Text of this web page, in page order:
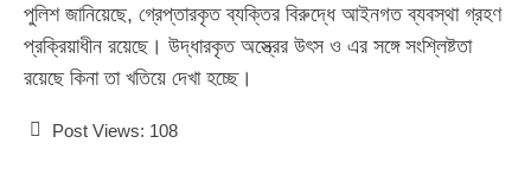
পুলিশ জানিয়েছে, গ্রেপ্তারকৃত ব্যক্তির বিরুদ্ধে আইনগত ব্যবস্থা গ্রহণ
প্রক্রিয়াধীন রয়েছে। উদ্ধারকৃত অস্ত্রের উৎস ও এর সঙ্গে সংশ্লিষ্টতা
রয়েছে কিনা তা খতিয়ে দেখা হচ্ছে।
Post Views: 108